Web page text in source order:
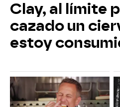
Clay, al límite
cazado un
estoy